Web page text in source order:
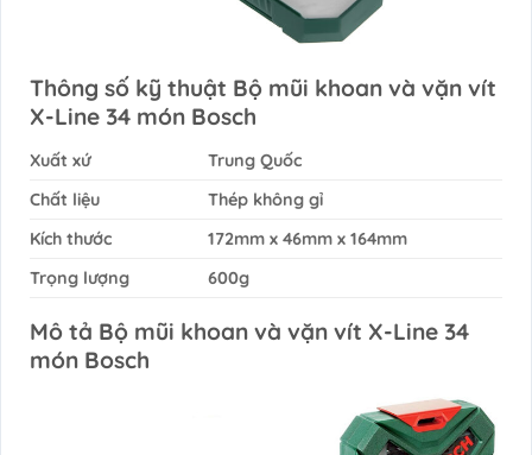
Thông số kỹ thuật Bộ mũi khoan và vặn vít
X-Line 34 món Bosch
Xuất xứ
Trung Quốc
Chất liệu
Thép không gỉ
Kích thước
172mm x 46mm x 164mm
Trọng lượng
600g
Mô tả Bộ mũi khoan và vặn vít X-Line 34
món Bosch